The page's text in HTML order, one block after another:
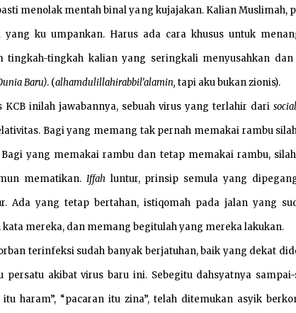
menolak mentah binal yang kujajakan. Kalian Muslimah,
yang ku umpankan. Harus ada cara khusus untuk
tingkah-tingkah kalian yang seringkali menyusahkan
Baru). (alhamdulillahirabbil’alamin, tapi aku bukan zionis).
KCB inilah jawabannya, sebuah virus yang terlahir dari
Bagi yang memang tak pernah memakai rambu
yang memakai rambu dan tetap memakai rambu,
mematikan. Iffahluntur, prinsip semula yang
Ada yang tetap bertahan, istiqomah pada jalan yang
kata mereka, dan memang begitulah yang mereka lakukan.
terinfeksi sudah banyak berjatuhan, baik yang dekat
persatu akibat virus baru ini. Sebegitu dahsyatnya
itu haram”, “pacaran itu zina”, telah ditemukan asyik